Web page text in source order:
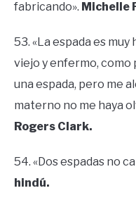
fabricando». Michelle
53. «La espada es
viejo y enfermo, como
una espada, pero me
materno no me haya
Rogers Clark.
54. «Dos espadas no
hindú.